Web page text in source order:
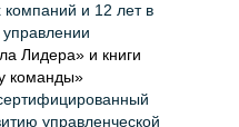
компаний и 12 лет в
Лидера» и книги
команды»
управленческой